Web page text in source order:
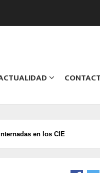
en los CIE